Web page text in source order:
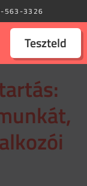
563-3326
Teszteld